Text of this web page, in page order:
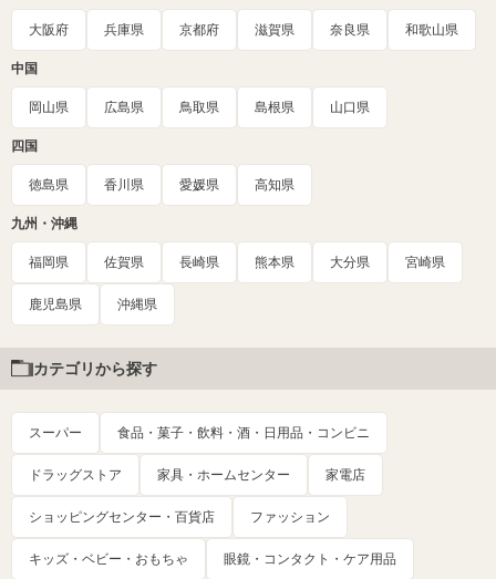
大阪府 兵庫県 京都府 滋賀県 奈良県 和歌山県
中国
岡山県 広島県 鳥取県 島根県 山口県
四国
徳島県 香川県 愛媛県 高知県
九州・沖縄
福岡県 佐賀県 長崎県 熊本県 大分県 宮崎県
鹿児島県 沖縄県
カテゴリから探す
スーパー 食品・菓子・飲料・酒・日用品・コンビニ
ドラッグストア 家具・ホームセンター 家電店
ショッピングセンター・百貨店 ファッション
キッズ・ベビー・おもちゃ 眼鏡・コンタクト・ケア用品